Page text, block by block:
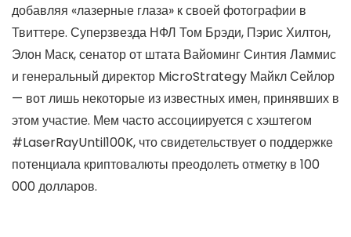
добавляя «лазерные глаза» к своей фотографии в
Твиттере. Суперзвезда НФЛ Том Брэди, Пэрис Хилтон,
Элон Маск, сенатор от штата Вайоминг Синтия Ламмис
и генеральный директор MicroStrategy Майкл Сейлор
— вот лишь некоторые из известных имен, принявших в
этом участие. Мем часто ассоциируется с хэштегом
#LaserRayUntil100K, что свидетельствует о поддержке
потенциала криптовалюты преодолеть отметку в 100
000 долларов.